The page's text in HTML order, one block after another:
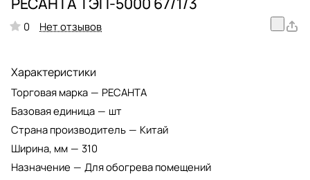
0 Нет отзывов
Характеристики
Торговая марка — РЕСАНТА
Базовая единица — шт
Страна производитель — Китай
Ширина, мм — 310
Назначение — Для обогрева помещений